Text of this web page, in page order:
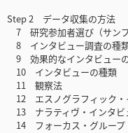
Step 2 データ収集の方法
7 研究参加者選び（サンプ
8 インタビュー調査の種
9 効果的なインタビュー
10 インタビューの種類
11 観察法
12 エスノグラフィック・
13 ナラティヴ・インタビ
14 フォーカス・グループ